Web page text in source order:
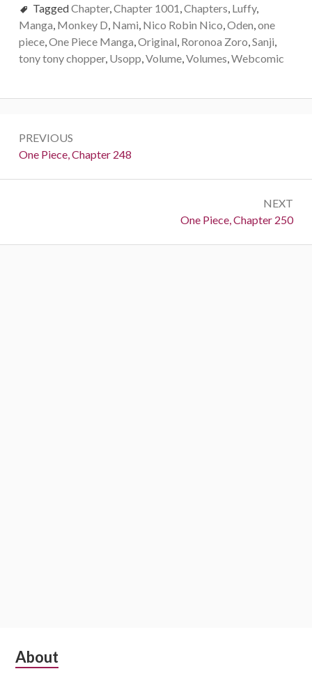
TaggedChapter,Chapter 1001,Chapters, Luffy,
Manga, Monkey D, Nami, Nico Robin Nico,Oden,one
piece,One Piece Manga,Original, Roronoa Zoro,Sanji,
tony tony chopper, Usopp,Volume,Volumes,Webcomic
navigation
PREVIOUS
Previous:
One Piece, Chapter 248
NEXT
Next:
One Piece, Chapter 250
Subsidiary
About